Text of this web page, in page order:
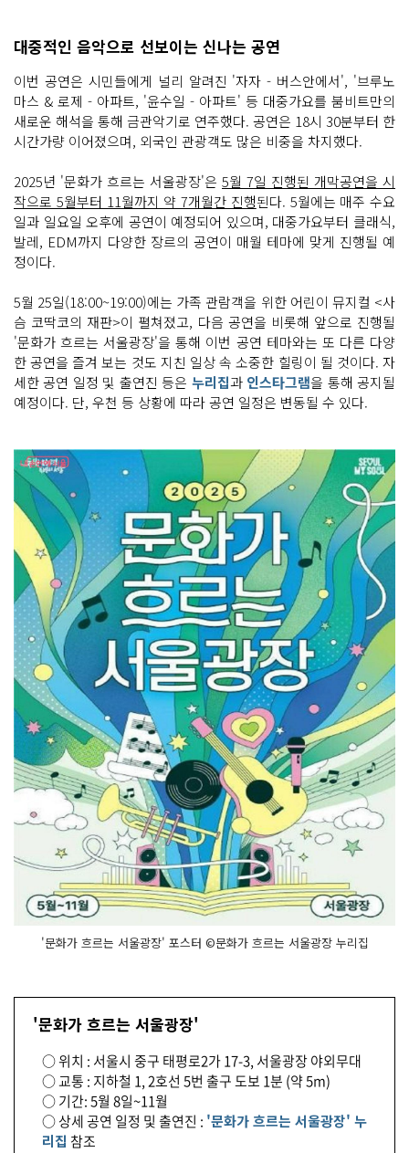
대중적인 음악으로 선보이는 신나는 공연
이번 공연은 시민들에게 널리 알려진 '자자 - 버스안에서', '브루노
마스 & 로제 - 아파트, '윤수일 - 아파트' 등 대중가요를 붐비트만의
새로운 해석을 통해 금관악기로 연주했다. 공연은 18시 30분부터 한
시간가량 이어졌으며, 외국인 관광객도 많은 비중을 차지했다.
2025년 '문화가 흐르는 서울광장'은 5월 7일 진행된 개막공연을 시
작으로 5월부터 11월까지 약 7개월간 진행된다. 5월에는 매주 수요
일과 일요일 오후에 공연이 예정되어 있으며, 대중가요부터 클래식,
발레, EDM까지 다양한 장르의 공연이 매월 테마에 맞게 진행될 예
정이다.
5월 25일(18:00~19:00)에는 가족 관람객을 위한 어린이 뮤지컬 <사
슴 코딱코의 재판>이 펼쳐졌고, 다음 공연을 비롯해 앞으로 진행될
'문화가 흐르는 서울광장'을 통해 이번 공연 테마와는 또 다른 다양
한 공연을 즐겨 보는 것도 지친 일상 속 소중한 힐링이 될 것이다. 자
세한 공연 일정 및 출연진 등은 누리집과 인스타그램을 통해 공지될
예정이다. 단, 우천 등 상황에 따라 공연 일정은 변동될 수 있다.
'문화가 흐르는 서울광장' 포스터 ©문화가 흐르는 서울광장 누리집
'문화가 흐르는 서울광장'
○ 위치 : 서울시 중구 태평로2가 17-3, 서울광장 야외무대
○ 교통 : 지하철 1, 2호선 5번 출구 도보 1분 (약 5m)
○ 기간: 5월 8일~11월
○ 상세 공연 일정 및 출연진 : '문화가 흐르는 서울광장' 누
리집 참조